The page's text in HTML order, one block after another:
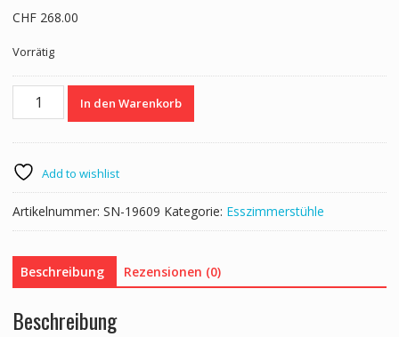
CHF268.00
Vorrätig
Esszimmerstuhl
Set
Menge
In den Warenkorb
Add to wishlist
Artikelnummer: SN-19609 Kategorie: Esszimmerstühle
Beschreibung Rezensionen (0)
Beschreibung